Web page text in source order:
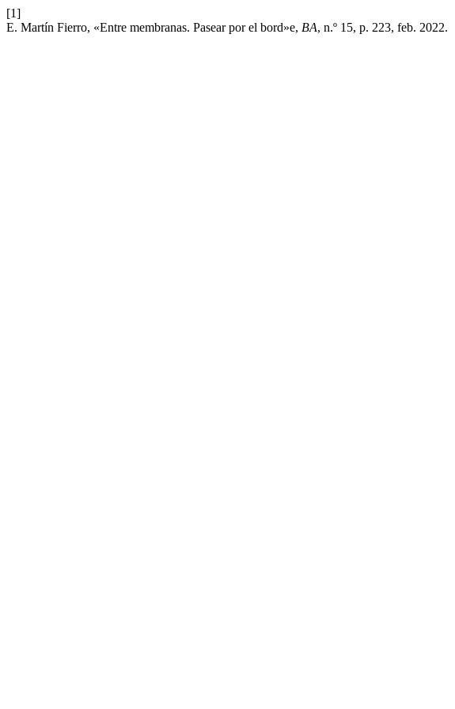
[1]
E. Martín Fierro, «Entre membranas. Pasear por el bord»e, BA, n.º 15, p. 223, feb. 2022.